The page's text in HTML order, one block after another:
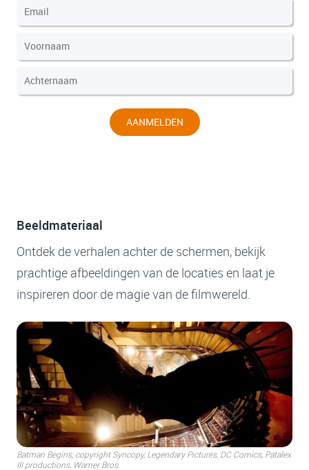
AANMELDEN
Beeldmateriaal
Ontdek de verhalen achter de schermen, bekijk
prachtige afbeeldingen van de locaties en laat je
inspireren door de magie van de filmwereld.
Batman Begins, copyright Syncopy, Legendary Pictures, DC Comics, Patalex
III productions, Warner Bros.